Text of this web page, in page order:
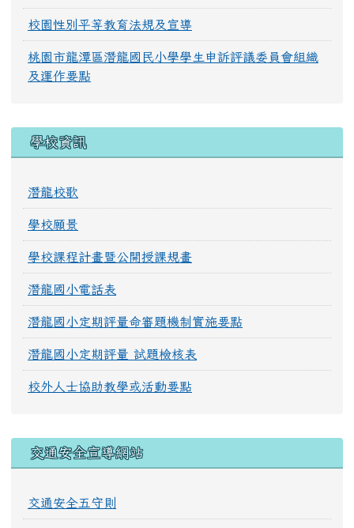
校園性別平等教育法規及宣導
桃園市龍潭區潛龍國民小學學生申訴評議委員會組織
及運作要點
學校資訊
潛龍校歌
學校願景
學校課程計畫暨公開授課規畫
潛龍國小電話表
潛龍國小定期評量命審題機制實施要點
潛龍國小定期評量 試題檢核表
校外人士協助教學或活動要點
交通安全宣導網站
交通安全五守則